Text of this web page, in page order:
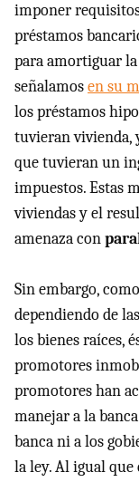
imponer
préstamos
para amortiguar
señalamosen su
los préstamos
tuvieran vivienda,
que tuvieran un
impuestos. Estas
viviendas y el
amenaza con
Sin embargo,
dependiendo de
los bienes raíces,
promotores
promotores han
manejar a la
banca ni a los
la ley. Al igual que